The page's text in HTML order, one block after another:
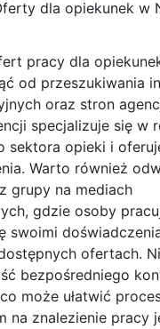
dla opiekunek w
pracy dla
od przeszukiwania
oraz stron
specjalizuje się w
sektora opieki i
Warto również
grupy na mediach
gdzie osoby
swoimi
ofertach.
bezpośredniego
może ułatwić
na znalezienie pracy